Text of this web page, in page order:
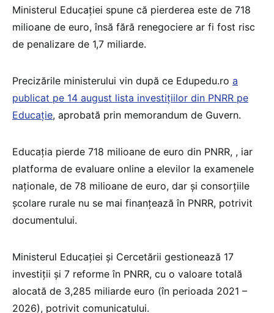
Ministerul Educației spune că pierderea este de 718
milioane de euro, însă fără renegociere ar fi fost risc
de penalizare de 1,7 miliarde.
Precizările ministerului vin după ce Edupedu.ro a
publicat pe 14 august lista investițiilor din PNRR pe
Educație, aprobată prin memorandum de Guvern.
Educația pierde 718 milioane de euro din PNRR, , iar
platforma de evaluare online a elevilor la examenele
naționale, de 78 milioane de euro, dar și consorțiile
școlare rurale nu se mai finanțează în PNRR, potrivit
documentului.
Ministerul Educației și Cercetării gestionează 17
investiții și 7 reforme în PNRR, cu o valoare totală
alocată de 3,285 miliarde euro (în perioada 2021 –
2026), potrivit comunicatului.